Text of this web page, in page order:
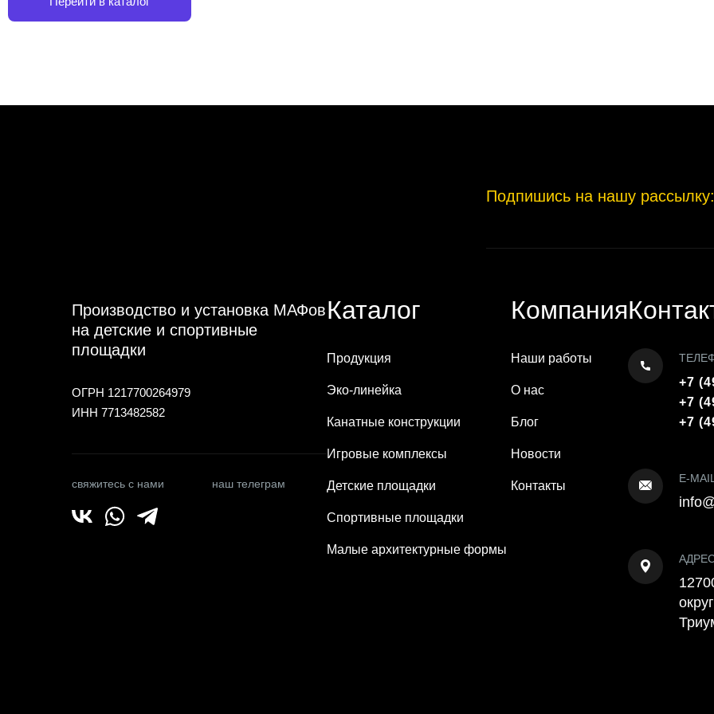
Подпишись на нашу рассылку:
Производство и установка МАФов
на детские и спортивные
площадки
ОГРН 1217700264979
ИНН 7713482582
свяжитесь с нами наш телеграм
Каталог
Продукция
Эко-линейка
Канатные конструкции
Игровые комплексы
Детские площадки
Спортивные площадки
Малые архитектурные формы
Компания
Наши работы
О нас
Блог
Новости
Контакты
+7
+7
+7
E-